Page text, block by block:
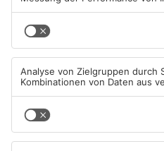
TOPNEWS